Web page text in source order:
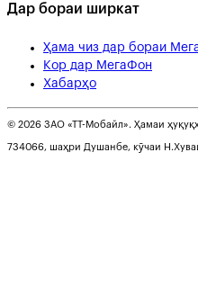
Дар бораи ширкат
Ҳама чиз дар бораи
Кор дар МегаФон
Хабарҳо
© 2026 ЗАО «ТТ-Мобайл». Ҳамаи
734066, шаҳри Душанбе, кӯчаи